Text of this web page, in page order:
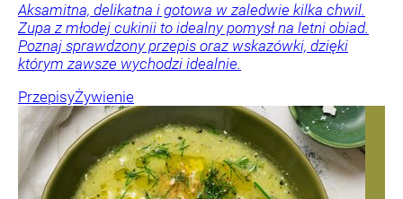
Aksamitna, delikatna i gotowa w zaledwie kilka chwil.
Zupa z młodej cukinii to idealny pomysł na letni obiad.
Poznaj sprawdzony przepis oraz wskazówki, dzięki
którym zawsze wychodzi idealnie.
PrzepisyŻywienie